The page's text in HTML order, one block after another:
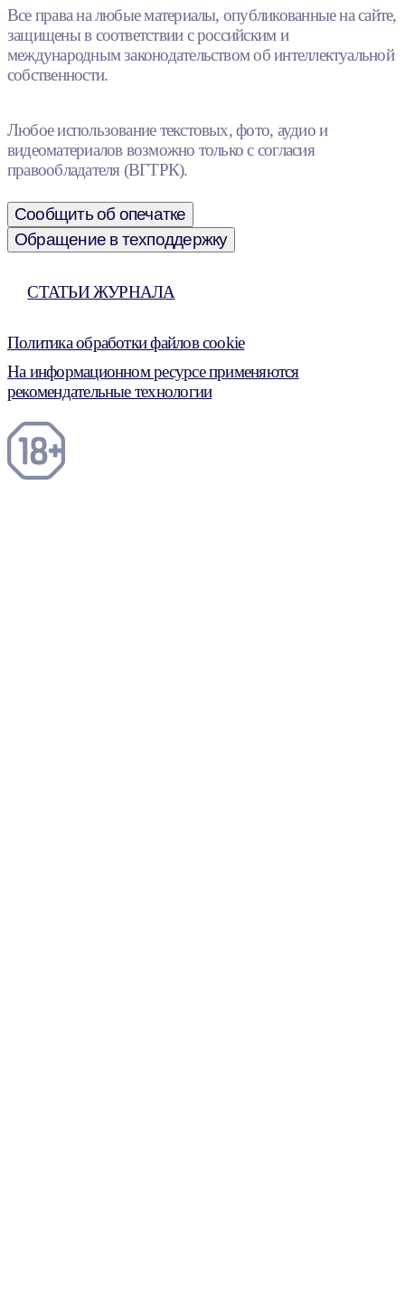
Все права на любые материалы, опубликованные на сайте,
защищены в соответствии с российским и
международным законодательством об интеллектуальной
собственности.
Любое использование текстовых, фото, аудио и
видеоматериалов возможно только с согласия
правообладателя (ВГТРК).
Сообщить об опечатке
Обращение в техподдержку
СТАТЬИ ЖУРНАЛА
Политика обработки файлов cookie
На информационном ресурсе применяются
рекомендательные технологии